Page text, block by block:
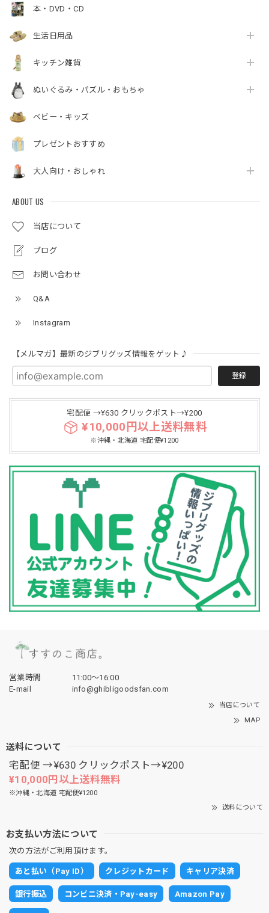
本・DVD・CD
生活日用品
キッチン雑貨
ぬいぐるみ・パズル・おもちゃ
ベビー・キッズ
プレゼントおすすめ
大人向け・おしゃれ
ABOUT US
当店について
ブログ
お問い合わせ
Q&A
Instagram
【メルマガ】最新のジブリグッズ情報をゲット♪
登録
宅配便 →¥630 クリックポスト→¥200
¥10,000円以上送料無料
※沖縄・北海道 宅配便¥1200
営業時間
11:00〜16:00
E-mail
info@ghibligoodsfan.com
当店について
MAP
送料について
宅配便 →¥630 クリックポスト→¥200
¥10,000円以上送料無料
※沖縄・北海道 宅配便¥1200
送料について
お支払い方法について
次の方法がご利用頂けます。
あと払い（Pay ID） クレジットカード キャリア決済
銀行振込 コンビニ決済・Pay-easy Amazon Pay